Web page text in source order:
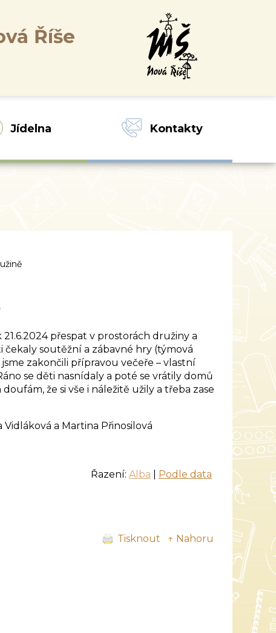
Říše
Jídelna Kontakty
přespat v prostorách družiny a
soutěžní a zábavné hry (týmová
zakončili přípravou večeře – vlastní
se děti nasnídaly a poté se vrátily domů
že si vše i náležitě užily a třeba zase
Přinosilová
Řazení: Alba Podle data
Tisknout ↑ Nahoru